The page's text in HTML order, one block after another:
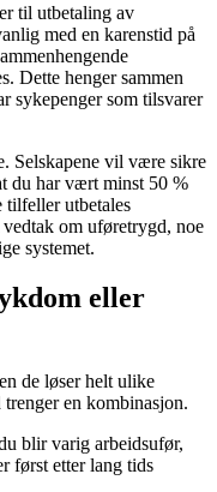
til utbetaling av
med en karenstid på
Dette henger sammen
sykepenger som tilsvarer
Selskapene vil være sikre
du har vært minst 50 %
tilfeller utbetales
om uføretrygd, noe
systemet.
eller
de løser helt ulike
en kombinasjon.
blir varig arbeidsufør,
først etter lang tids